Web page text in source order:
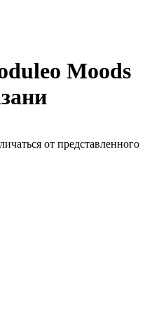
Moods
от представленного